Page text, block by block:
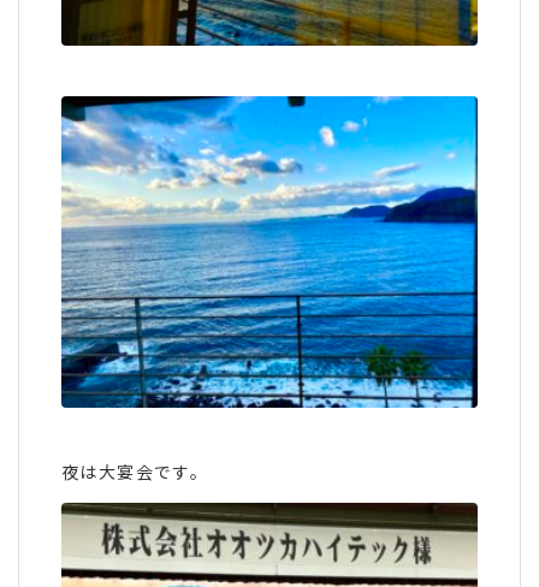
夜は大宴会です。